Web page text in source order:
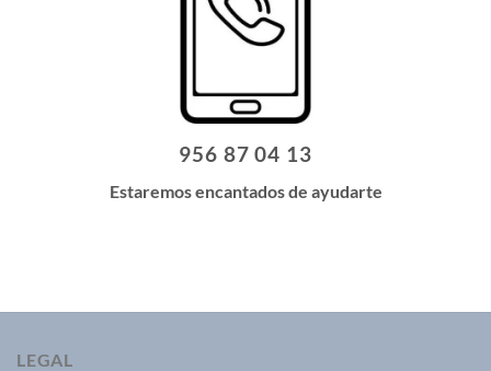
956 87 04 13
Estaremos encantados de ayudarte
LEGAL